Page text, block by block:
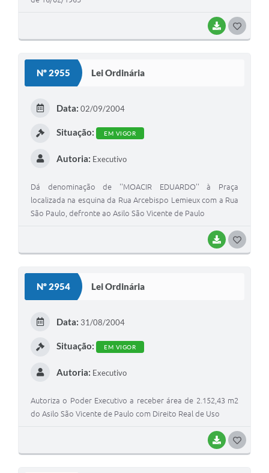
BAIXAR
Nº 2955 Lei Ordinária
BAIXAR
Data: 02/09/2004
Situação: EM VIGOR
Autoria: Executivo
Dá denominação de ''MOACIR EDUARDO'' à Praça
localizada na esquina da Rua Arcebispo Lemieux com a Rua
São Paulo, defronte ao Asilo São Vicente de Paulo
Nº 2954 Lei Ordinária
BAIXAR
Data: 31/08/2004
Situação: EM VIGOR
Autoria: Executivo
Autoriza o Poder Executivo a receber área de 2.152,43 m2
do Asilo São Vicente de Paulo com Direito Real de Uso